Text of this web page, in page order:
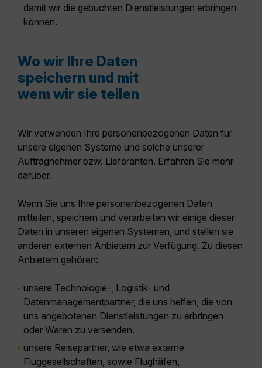
damit wir die gebuchten Dienstleistungen erbringen
können.
Wo wir Ihre Daten
speichern und mit
wem wir sie teilen
Wir verwenden Ihre personenbezogenen Daten für
unsere eigenen Systeme und solche unserer
Auftragnehmer bzw. Lieferanten. Erfahren Sie mehr
darüber.
Wenn Sie uns Ihre personenbezogenen Daten
mitteilen, speichern und verarbeiten wir einige dieser
Daten in unseren eigenen Systemen, und stellen sie
anderen externen Anbietern zur Verfügung. Zu diesen
Anbietern gehören:
unsere Technologie-, Logistik- und
Datenmanagementpartner, die uns helfen, die von
uns angebotenen Dienstleistungen zu erbringen
oder Waren zu versenden.
unsere Reisepartner, wie etwa externe
Fluggesellschaften, sowie Flughäfen,